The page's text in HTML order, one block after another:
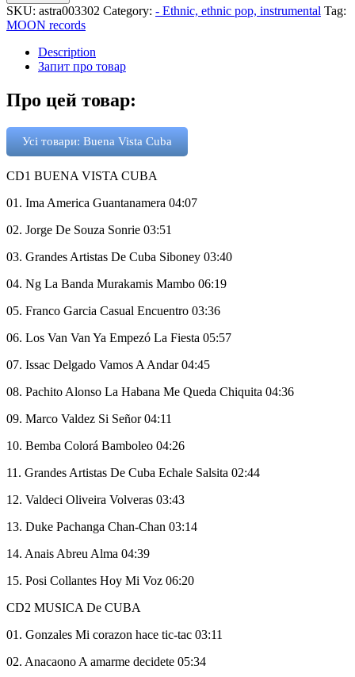
SKU: astra003302 Category: - Ethnic, ethnic pop, instrumental Tag:
MOON records
Description
Запит про товар
Про цей товар:
Усі товари: Buena Vista Cuba
CD1 BUENA VISTA CUBA
01. Ima America Guantanamera 04:07
02. Jorge De Souza Sonrie 03:51
03. Grandes Artistas De Cuba Siboney 03:40
04. Ng La Banda Murakamis Mambo 06:19
05. Franco Garcia Casual Encuentro 03:36
06. Los Van Van Ya Empezó La Fiesta 05:57
07. Issac Delgado Vamos A Andar 04:45
08. Pachito Alonso La Habana Me Queda Chiquita 04:36
09. Marco Valdez Si Señor 04:11
10. Bemba Colorá Bamboleo 04:26
11. Grandes Artistas De Cuba Echale Salsita 02:44
12. Valdeci Oliveira Volveras 03:43
13. Duke Pachanga Chan-Chan 03:14
14. Anais Abreu Alma 04:39
15. Posi Collantes Hoy Mi Voz 06:20
CD2 MUSICA De CUBA
01. Gonzales Mi corazon hace tic-tac 03:11
02. Anacaono A amarme decidete 05:34